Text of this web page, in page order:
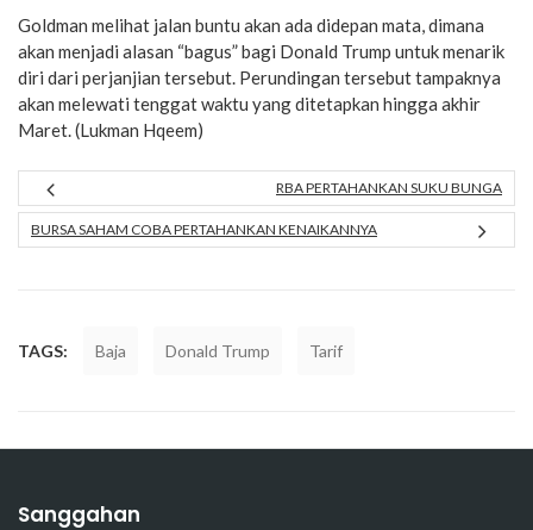
Goldman melihat jalan buntu akan ada didepan mata, dimana
akan menjadi alasan “bagus” bagi Donald Trump untuk menarik
diri dari perjanjian tersebut. Perundingan tersebut tampaknya
akan melewati tenggat waktu yang ditetapkan hingga akhir
Maret. (Lukman Hqeem)
RBA PERTAHANKAN SUKU BUNGA
BURSA SAHAM COBA PERTAHANKAN KENAIKANNYA
TAGS: Baja Donald Trump Tarif
Sanggahan